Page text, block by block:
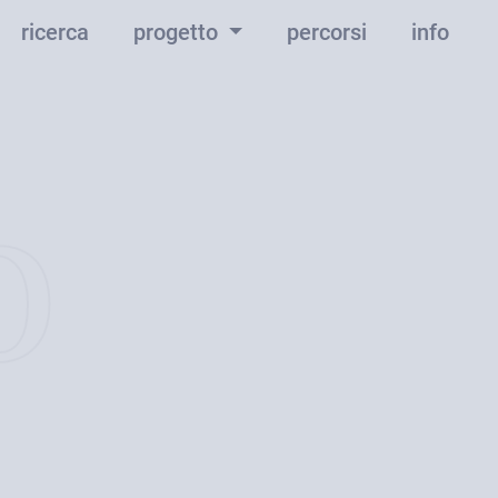
ricerca progetto percorsi info